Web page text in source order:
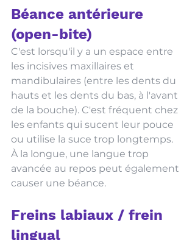
Béance antérieure
(open-bite)
C'est lorsqu'il y a un espace entre
les incisives maxillaires et
mandibulaires (entre les dents du
hauts et les dents du bas, à l'avant
de la bouche). C'est fréquent chez
les enfants qui sucent leur pouce
ou utilise la suce trop longtemps.
À la longue, une langue trop
avancée au repos peut également
causer une béance.
Freins labiaux / frein
lingual